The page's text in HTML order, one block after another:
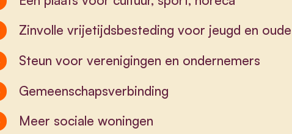
Zinvolle vrijetijdsbesteding voor jeugd en
Steun voor verenigingen en ondernemers
Gemeenschapsverbinding
Meer sociale woningen